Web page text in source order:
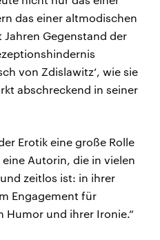
das einer altmodischen
Gegenstand der
von Zdislawitz‘, wie sie
abschreckend in seiner
Erotik eine große Rolle
Autorin, die in vielen
zeitlos ist: in ihrer
Engagement für
Humor und ihrer Ironie.“